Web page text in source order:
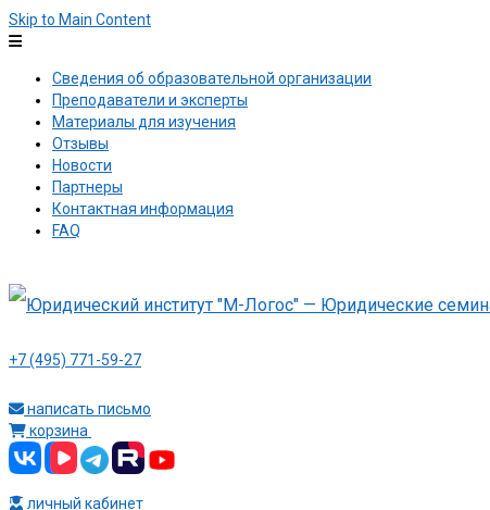
Skip to Main Content
Сведения об образовательной организации
Преподаватели и эксперты
Материалы для изучения
Отзывы
Новости
Партнеры
Контактная информация
FAQ
+7 (495) 771-59-27
написать письмо
корзина
личный кабинет